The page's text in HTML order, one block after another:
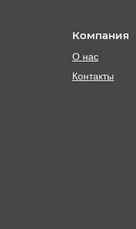
Компания
О нас
Контакты